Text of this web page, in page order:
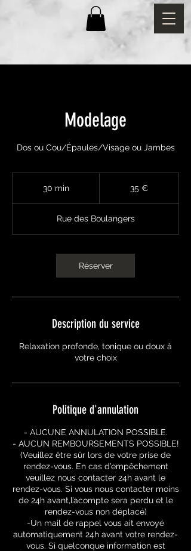
Modelage
Dos ou Cou/Épaules/Visage ou Jambes
30 min
i
n
35 €
Rue des Boulangers
Réserver
Description du service
Relaxation profonde, tonique ou doux à
votre choix
Politique d'annulation
- AUCUNE ANNULATION POSSIBLE.
- AUCUN REMBOURSEMENTS POSSIBLE!
(Veuillez être sûr lors de votre prise de
rendez-vous. En cas d’empêchement
veuillez nous contacter 24h avant le
rendez-vous. Si vous nous contacter moins
de 24h avant,l’acompte sera perdu et le
rendez-vous non déplacé)
-Un mail de rappel vous ait envoyé
automatiquement 24h avant votre rendez-
vous. Si quelconque information est